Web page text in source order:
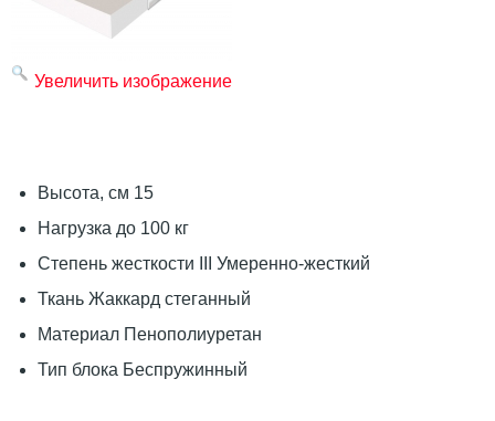
Увеличить изображение
Высота, см 15
Нагрузка до 100 кг
Степень жесткости III Умеренно-жесткий
Ткань Жаккард стеганный
Материал Пенополиуретан
Тип блока Беспружинный